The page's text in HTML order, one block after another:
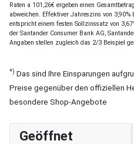
Raten a 101,26€ ergeben einen
abweichen. Effektiver Jahreszins von
entspricht einem festen Sollzinssatz von
der Santander Consumer Bank AG,
Angaben stellen zugleich das 2/3 Beispiel
*) Das sind Ihre Einsparungen
Preise gegenüber den offiziellen
besondere Shop-Angebote
Geöffnet